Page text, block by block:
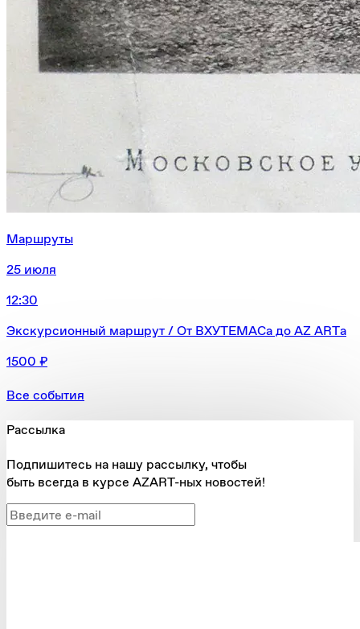
Маршруты
25 июля
12:30
Экскурсионный маршрут / От ВХУТЕМАСа до AZ ARTа
1500 ₽
Все события
Рассылка
Подпишитесь на нашу рассылку, чтобы
быть всегда в курсе AZART-ных новостей!